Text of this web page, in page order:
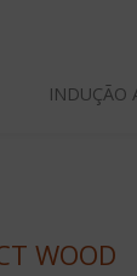
INDUÇÃO
WOOD